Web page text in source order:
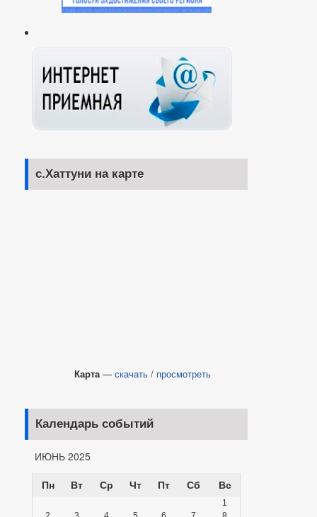
с.Хаттуни на карте
Карта— скачать / просмотреть
Календарь событий
ИЮНЬ 2025
Пн
Вт Ср Чт Пт Сб Вс
1